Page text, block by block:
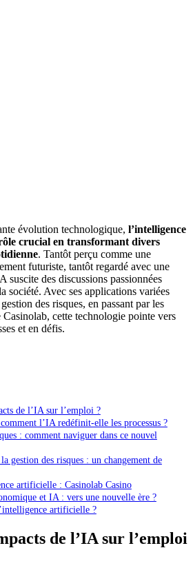
évolution technologique, l’intelligence
crucial en transformant divers
. Tantôt perçu comme une
futuriste, tantôt regardé avec une
suscite des discussions passionnées
société. Avec ses applications variées
des risques, en passant par les
cette technologie pointe vers
et en défis.
de l’IA sur l’emploi ?
l’IA redéfinit-elle les processus ?
: comment naviguer dans ce nouvel
gestion des risques : un changement de
artificielle : Casinolab Casino
et IA : vers une nouvelle ère ?
artificielle ?
de l’IA sur l’emploi